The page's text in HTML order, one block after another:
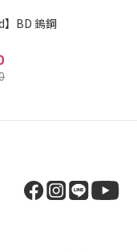
】BD 鎢鋼